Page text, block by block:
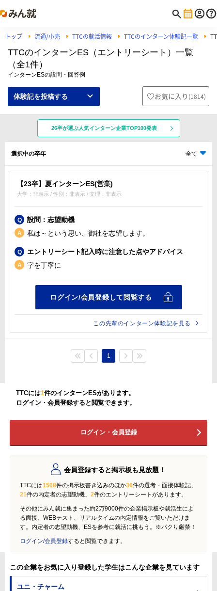
トップ 流通/小売 TTCの就活情報 TTCのインターン体験記一覧
TTCのインターンES（エントリーシート）一覧
（全1件）
インターンESの設問・回答例
体験記を投稿する お気に入り (1814)
26卒が選ぶ人気インターン企業TOP100発表
選択中の卒年 全て
【23卒】夏インターンES(営業)
大学：非表示 / 性別：非表示 / 文理：非表示
設問：志望動機
私は～という思い、御社を志望します。
エントリーシート記入時に注意した点やアドバイス
字を丁寧に
この先輩のインターン体験記を見る
1
TTCには1件のインターンESがあります。
ログイン・会員登録すると閲覧できます。
ログイン・会員登録
会員登録すると掲示板も見放題！
TTCには1508件の掲示板書き込みのほか36件の選考・面接体験記、
21件の内定者の志望動機、 2件のエントリーシートがあります。
その他にみん就に集まった約2万9000件の企業掲示板や就活生によ
る面接、WEBテスト、リアルタイムの内定情報をご覧いただけま
す。内定者の志望動機、ESを参考に就活に挑もう。※パクり厳禁！
ログイン/会員登録すると閲覧できます。
この企業をお気に入り登録した学生はこんな企業を見ています
ユニ・チャーム